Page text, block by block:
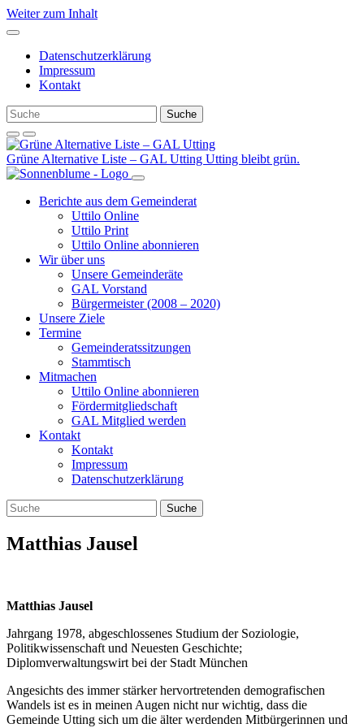
Weiter zum Inhalt
Datenschutzerklärung
Impressum
Kontakt
Grüne Alternative Liste – GAL Utting Utting bleibt grün.
Berichte aus dem Gemeinderat
Uttilo Online
Uttilo Print
Uttilo Online abonnieren
Wir über uns
Unsere Gemeinderäte
GAL Vorstand
Bürgermeister (2008 – 2020)
Unsere Ziele
Termine
Gemeinderatssitzungen
Stammtisch
Mitmachen
Uttilo Online abonnieren
Fördermitgliedschaft
GAL Mitglied werden
Kontakt
Kontakt
Impressum
Datenschutzerklärung
Matthias Jausel
Matthias Jausel
Jahrgang 1978, abgeschlossenes Studium der Soziologie,
Politikwissenschaft und Neuesten Geschichte;
Diplomverwaltungswirt bei der Stadt München
Angesichts des immer stärker hervortretenden demografischen
Wandels ist es in meinen Augen nicht nur wichtig, dass die
Gemeinde Utting sich um die älter werdenden Mitbürgerinnen und